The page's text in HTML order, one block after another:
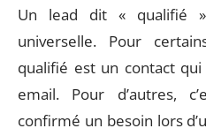
Un lead dit « qualifié
universelle. Pour
qualifié est un contact
email. Pour d’autres,
confirmé un besoin lors